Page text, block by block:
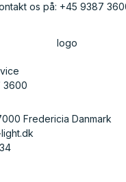
os på: +45 9387
3600
Fredericia Danmark